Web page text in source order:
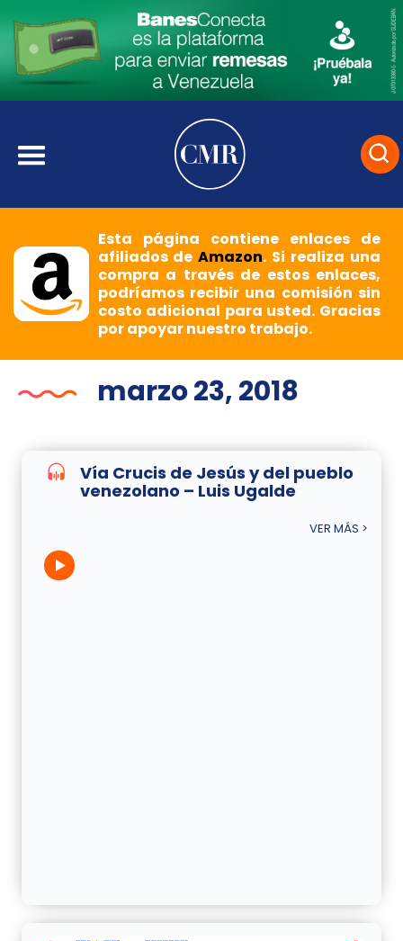
Esta página contiene enlaces de
afiliados deAmazon. Si realiza una
compra a través de estos enlaces,
podríamos recibir una comisión sin
costo adicional para usted. Gracias
por apoyar nuestro trabajo.
marzo 23, 2018
Vía Crucis de Jesús y del pueblo
venezolano – Luis Ugalde
VER MÁS >